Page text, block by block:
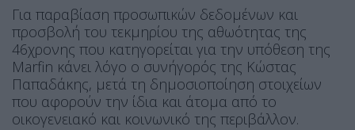
Για παραβίαση προσωπικών δεδομένων και
προσβολή του τεκμηρίου της αθωότητας της
46χρονης που κατηγορείται για την υπόθεση της
Marfin κάνει λόγο ο συνήγορός της Κώστας
Παπαδάκης, μετά τη δημοσιοποίηση στοιχείων
που αφορούν την ίδια και άτομα από το
οικογενειακό και κοινωνικό της περιβάλλον.